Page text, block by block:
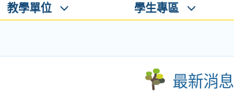
教學單位 學生專區
最新消息